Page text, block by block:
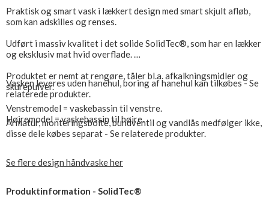
Praktisk og smart vask i lækkert design med smart skjult afløb,
som kan adskilles og renses.
Udført i massiv kvalitet i det solide SolidTec®, som har en lækker
og eksklusiv mat hvid overflade.
Produktet er nemt at rengøre, tåler bl.a. afkalkningsmidler og
skurepulver.
Venstremodel = vaskebassin til venstre.
Højremodel = vaskebassin til højre.
Vasken leveres uden hanehul, boring af hanehul kan tilkøbes - Se
relaterede produkter.
Armatur, monteringsbolte, bundventil og vandlås medfølger ikke,
disse dele købes separat - Se relaterede produkter.
Se flere design håndvaske her
Produktinformation - SolidTec®